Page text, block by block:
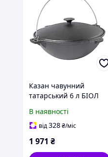
Казан чавунний
татарський 6 л БІОЛ
В наявності
від328₴/міс
1 971 ₴